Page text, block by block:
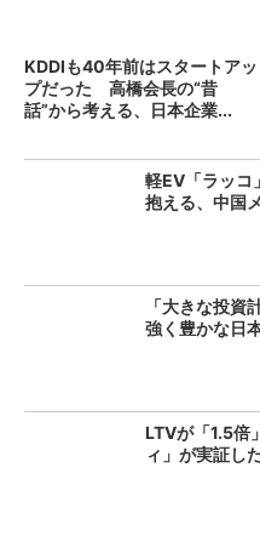
KDDIも40年前はスタートアッ
プだった 高橋会長の“昔
話”から考える、日本企業...
軽EV「ラッ
抱える、中国
「大きな投
強く豊かな日
LTVが「1.5倍
ィ」が実証し